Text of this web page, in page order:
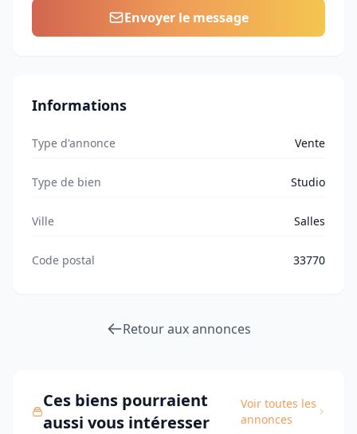
Envoyer le message
Informations
Type d'annonce Vente
Type de bien Studio
Ville Salles
Code postal 33770
Retour aux annonces
Ces biens pourraient
aussi vous intéresser
Voir toutes les
annonces